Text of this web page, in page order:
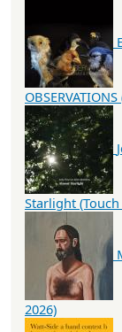
Starlight (Touch
2026)